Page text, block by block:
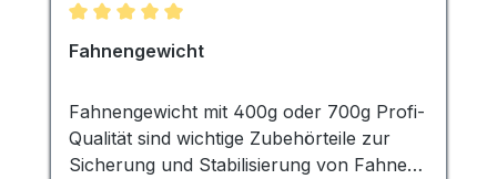
Durchschnittliche Bewertung von 5 von 5 Sternen
Fahnengewicht
Fahnengewicht mit 400g oder 700g Profi-
Qualität sind wichtige Zubehörteile zur
Sicherung und Stabilisierung von Fahnen